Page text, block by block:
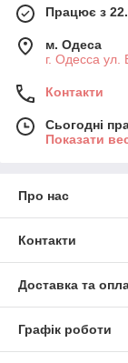
Працює з
м. Одеса
г. Одесса ул.
Контакти
Сьогодні
Показати
Про нас
Контакти
Доставка та
Графік роботи